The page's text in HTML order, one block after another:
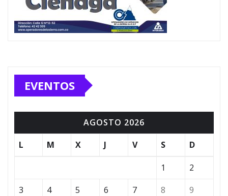
EVENTOS
AGOSTO 2026
L
M X J V S D
1
2
3
4 5 6 7 8
9